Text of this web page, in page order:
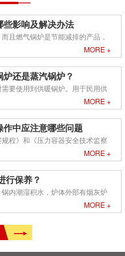
影响及解决办法
且燃气锅炉是节能减排的产品，
MORE +
还是蒸汽锅炉？
要使用到供暖锅炉。用于民用供
MORE +
中应注意哪些问题
规程》和《压力容器安全技术监察
MORE +
行保养？
内潮湿积水，炉体外部有烟灰炉
MORE +